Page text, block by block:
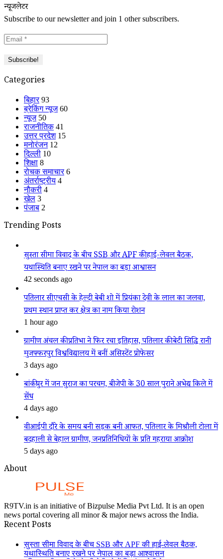
न्यूजलेटर
Subscribe to our newsletter and join 1 other subscribers.
Categories
बिहार 93
ब्रेकिंग न्यूज 60
न्यूज 50
राजनीतिक 41
उत्तर प्रदेश 15
मनोरंजन 12
दिल्ली 10
शिक्षा 8
रोचक समाचार 6
अंतर्राष्ट्रीय 4
नौकरी 4
खेल 3
पंजाब 2
Trending Posts
सुस्ता सीमा विवाद के बीच SSB और APF की हाई-लेवल बैठक,
यथास्थिति बनाए रखने पर नेपाल का बड़ा आश्वासन
42 seconds ago
पतिलार सीएचसी के हेल्दी बेबी शो में प्रियंका देवी के लाल का जलवा,
प्रथम स्थान प्राप्त कर क्षेत्र का नाम किया रोशन
1 hour ago
ग्रामीण अंचल की प्रतिभा ने फिर रचा इतिहास, पतिलार की बेटी सिद्धि रानी
मुजफ्फरपुर विश्वविद्यालय में बनीं असिस्टेंट प्रोफेसर
3 days ago
बांकीपुर में जन सुराज का परचम, बीजेपी के 30 साल पुराने अभेद्य किले में
सेंध
4 days ago
वीआईपी दौरे के समय बनी सड़क बनी आफत, पतिलार के मिश्रौली टोला में
बदहाली से बेहाल ग्रामीण, जनप्रतिनिधियों के प्रति गहराया आक्रोश
5 days ago
About
R9TV.in is an initiative of Bizpulse Media Pvt Ltd. It is an open
news portal covering all minor & major news across the India.
Recent Posts
सुस्ता सीमा विवाद के बीच SSB और APF की हाई-लेवल बैठक,
यथास्थिति बनाए रखने पर नेपाल का बड़ा आश्वासन